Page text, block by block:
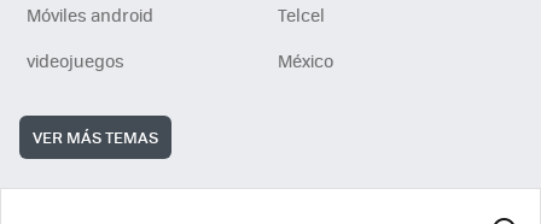
Móviles android
Telcel
videojuegos
México
VER MÁS TEMAS